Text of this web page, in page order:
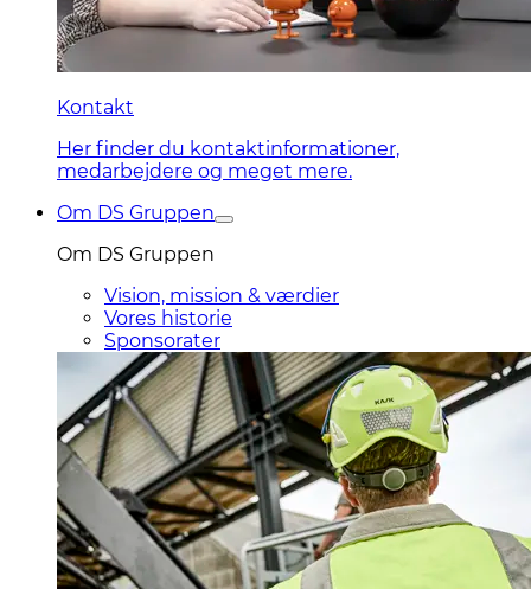
Kontakt
Her finder du kontaktinformationer,
medarbejdere og meget mere.
Om DS Gruppen
Om DS Gruppen
Vision, mission & værdier
Vores historie
Sponsorater